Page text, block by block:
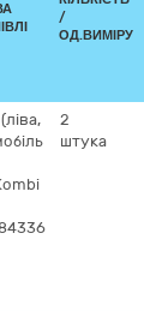
/
ОД.ВИМІРУ
2
штука